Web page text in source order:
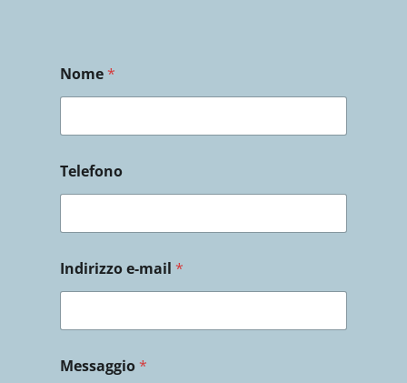
Nome *
Telefono
Indirizzo e-mail *
iMessaggio *